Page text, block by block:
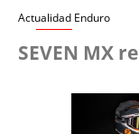
Actualidad Enduro
SEVEN MX